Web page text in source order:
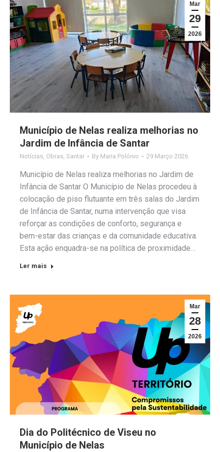
Mar
29
2026
Município de Nelas realiza melhorias no
Jardim de Infância de Santar
Notícias Obras Santar By Maria Polónio 29 Março 2026
Município de Nelas realiza melhorias no Jardim de
Infância de Santar O Município de Nelas procedeu à
colocação de piso flutuante em três salas do Jardim
de Infância de Santar, numa intervenção que visa
reforçar as condições de conforto, segurança e
bem-estar das crianças e da comunidade educativa.
Esta ação enquadra-se na política de proximidade…
Ler mais
Mar
28
2026
Dia do Politécnico de Viseu no
Município de Nelas